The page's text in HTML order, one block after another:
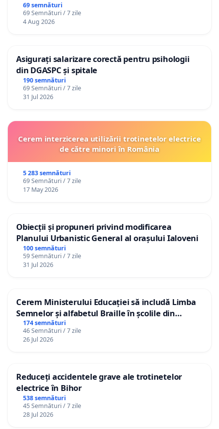
69 semnături
69 Semnături / 7 zile
4 Aug 2026
Asigurați salarizare corectă pentru psihologii
din DGASPC și spitale
190 semnături
69 Semnături / 7 zile
31 Jul 2026
Cerem interzicerea utilizării trotinetelor electrice
de către minori în România
5 283 semnături
69 Semnături / 7 zile
17 May 2026
Obiecții și propuneri privind modificarea
Planului Urbanistic General al orașului Ialoveni
100 semnături
59 Semnături / 7 zile
31 Jul 2026
Cerem Ministerului Educației să includă Limba
Semnelor și alfabetul Braille în școlile din
Republica Moldova!
174 semnături
46 Semnături / 7 zile
26 Jul 2026
Reduceți accidentele grave ale trotinetelor
electrice în Bihor
538 semnături
45 Semnături / 7 zile
28 Jul 2026